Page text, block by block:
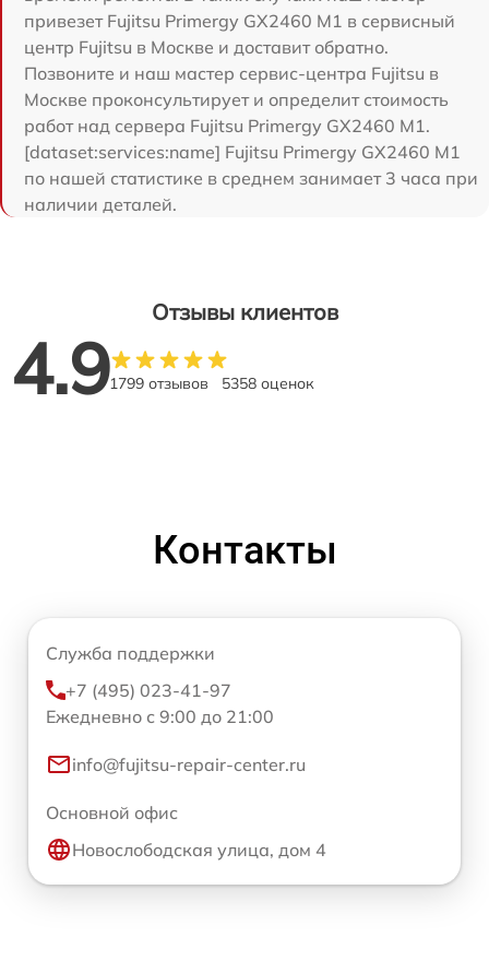
привезет Fujitsu Primergy GX2460 M1 в сервисный
центр Fujitsu в Москве и доставит обратно.
Позвоните и наш мастер сервис-центра Fujitsu в
Москве проконсультирует и определит стоимость
работ над сервера Fujitsu Primergy GX2460 M1.
[dataset:services:name] Fujitsu Primergy GX2460 M1
по нашей статистике в среднем занимает 3 часа при
наличии деталей.
Отзывы клиентов
4.91799 отзывов 5358 оценок
Контакты
Служба поддержки
+7 (495) 023-41-97
Ежедневно с 9:00 до 21:00
info@fujitsu-repair-center.ru
Основной офис
Новослободская улица, дом 4